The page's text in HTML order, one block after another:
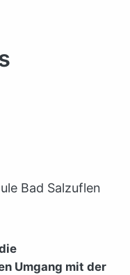
Bad Salzuflen
Umgang mit der